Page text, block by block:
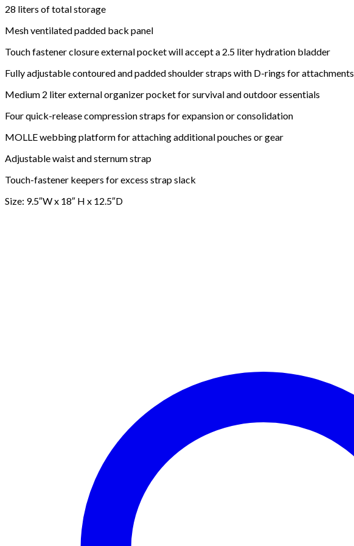
28 liters of total storage
Mesh ventilated padded back panel
Touch fastener closure external pocket will accept a 2.5 liter hydration bladder
Fully adjustable contoured and padded shoulder straps with D-rings for attachments
Medium 2 liter external organizer pocket for survival and outdoor essentials
Four quick-release compression straps for expansion or consolidation
MOLLE webbing platform for attaching additional pouches or gear
Adjustable waist and sternum strap
Touch-fastener keepers for excess strap slack
Size: 9.5″W x 18″ H x 12.5″D